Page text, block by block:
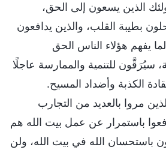
الذين يسعون إلى الحق،
بطيبة القلب، والذين يدافعون
يفهم هؤلاء الناس الحق
سيُرَقَّون للتنمية والممارسة عاجلًا
الكذبة وأضداد المسيح.
مروا بالعديد من التجارب
باستمرار عن عمل بيت الله هم
باستحسان الله في بيت الله، ولن